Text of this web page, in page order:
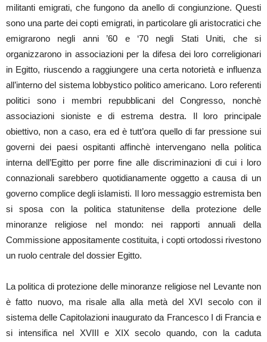
militanti emigrati, che fungono da anello di congiunzione. Questi
sono una parte dei copti emigrati, in particolare gli aristocratici che
emigrarono negli anni ’60 e ‘70 negli Stati Uniti, che si
organizzarono in associazioni per la difesa dei loro correligionari
in Egitto, riuscendo a raggiungere una certa notorietà e influenza
all’interno del sistema lobbystico politico americano. Loro referenti
politici sono i membri repubblicani del Congresso, nonchè
associazioni sioniste e di estrema destra. Il loro principale
obiettivo, non a caso, era ed è tutt’ora quello di far pressione sui
governi dei paesi ospitanti affinchè intervengano nella politica
interna dell’Egitto per porre fine alle discriminazioni di cui i loro
connazionali sarebbero quotidianamente oggetto a causa di un
governo complice degli islamisti. Il loro messaggio estremista ben
si sposa con la politica statunitense della protezione delle
minoranze religiose nel mondo: nei rapporti annuali della
Commissione appositamente costituita, i copti ortodossi rivestono
un ruolo centrale del dossier Egitto.
La politica di protezione delle minoranze religiose nel Levante non
è fatto nuovo, ma risale alla alla metà del XVI secolo con il
sistema delle Capitolazioni inaugurato da Francesco I di Francia e
si intensifica nel XVIII e XIX secolo quando, con la caduta